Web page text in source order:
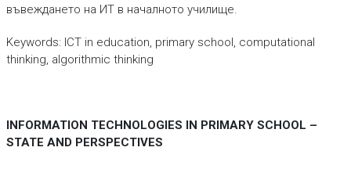
въвеждането на ИТ в началното училище.
Keywords: ICT in education, primary school, computational
thinking, algorithmic thinking
INFORMATION TECHNOLOGIES IN PRIMARY SCHOOL –
STATE AND PERSPECTIVES